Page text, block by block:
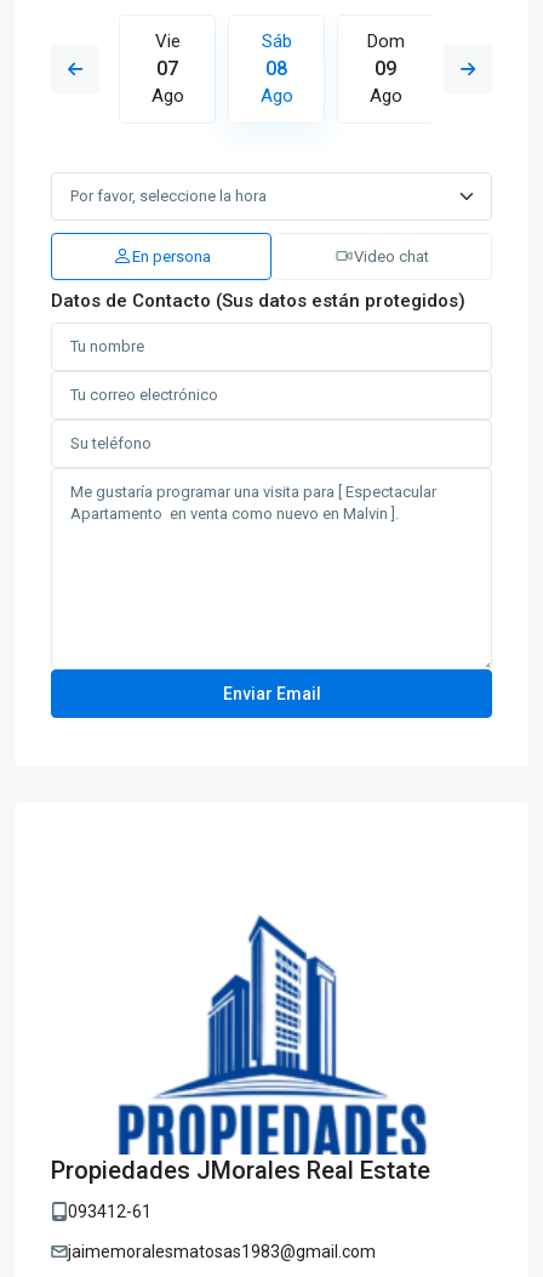
16
Vie
07
Ago
Sáb
08
Ago
Dom
09
Ago
En persona Video chat
Datos de Contacto (Sus datos están protegidos)
Propiedades JMorales Real Estate
093412-61
jaimemoralesmatosas1983@gmail.com